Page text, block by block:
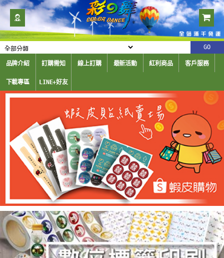
品牌介紹 訂購需知 線上訂購 最新活動 紅利商品 客戶服務
下載專區 LINE+好友